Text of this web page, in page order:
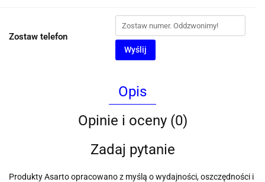
Zostaw telefon
Wyślij
Opis
Opinie i oceny (0)
Zadaj pytanie
Produkty Asarto opracowano z myślą o wydajności, oszczędności i